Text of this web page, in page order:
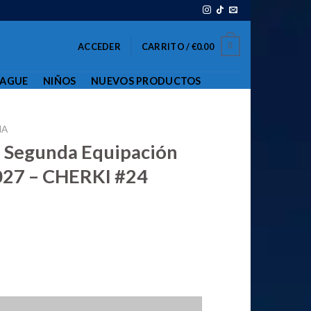
ACCEDER CARRITO /€0.00 0
NIÑOS NUEVOS PRODUCTOS
Equipación
– CHERKI #24